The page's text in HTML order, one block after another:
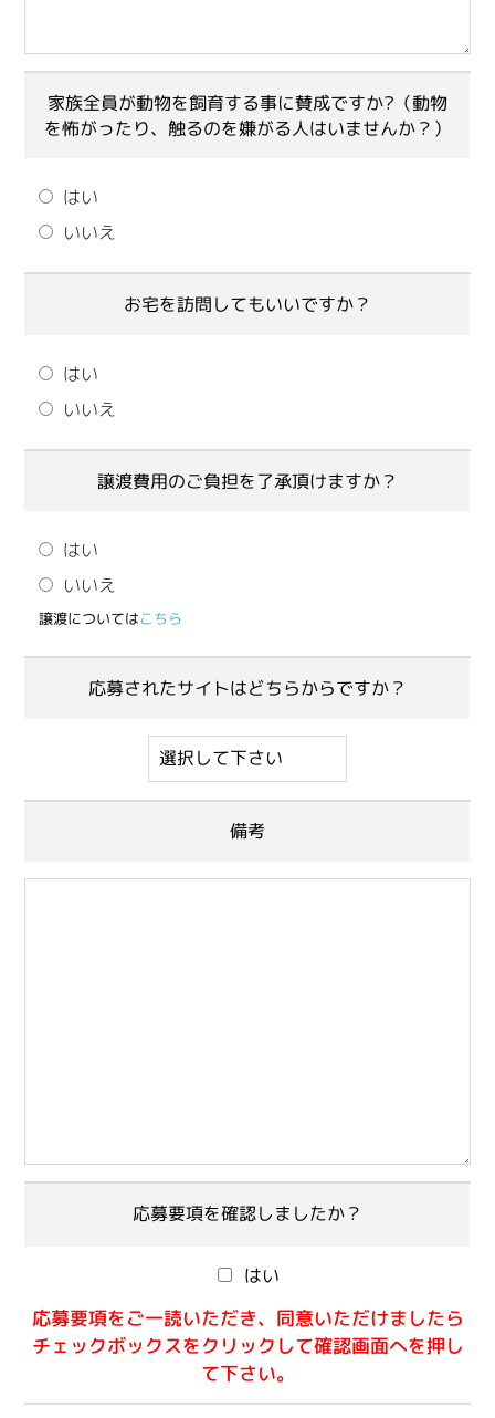
家族全員が動物を飼育する事に賛成ですか?（動物
を怖がったり、触るのを嫌がる人はいませんか？）
はい
いいえ
お宅を訪問してもいいですか？
はい
いいえ
譲渡費用のご負担を了承頂けますか？
はい
いいえ
譲渡についてはこちら
応募されたサイトはどちらからですか？
備考
応募要項を確認しましたか？
はい
応募要項をご一読いただき、同意いただけましたら
チェックボックスをクリックして確認画面へを押し
て下さい。